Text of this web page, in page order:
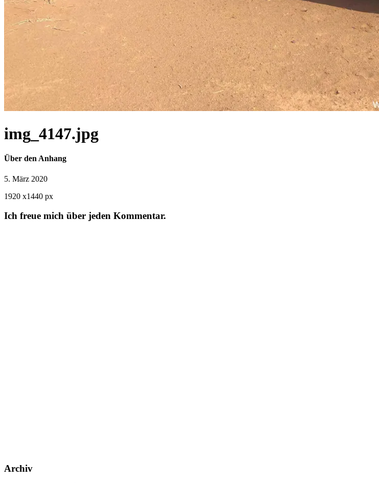
img_4147.jpg
Über den Anhang
5. März 2020
1920 x1440 px
Ich freue mich über jeden Kommentar.
Archiv